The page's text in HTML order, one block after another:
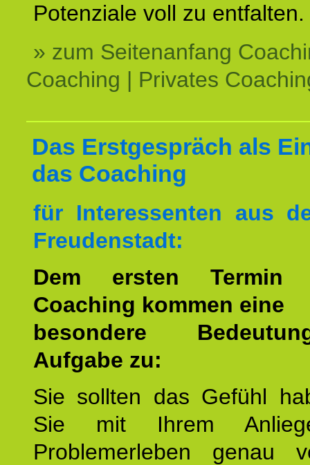
Potenziale voll zu entfalten.
» zum Seitenanfang
Coaching | Privates
Das Erstgespräch als
das Coaching
für Interessenten aus
Freudenstadt:
Dem ersten
Coaching kommen eine
besondere
Aufgabe zu:
Sie sollten das Gefühl
Sie mit Ihrem
Problemerleben genau